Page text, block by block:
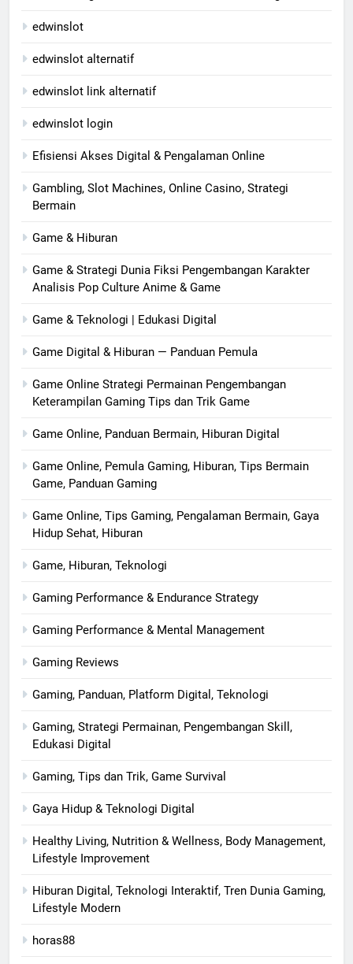
edwinslot
edwinslot alternatif
edwinslot link alternatif
edwinslot login
Efisiensi Akses Digital & Pengalaman Online
Gambling, Slot Machines, Online Casino, Strategi
Bermain
Game & Hiburan
Game & Strategi Dunia Fiksi Pengembangan Karakter
Analisis Pop Culture Anime & Game
Game & Teknologi | Edukasi Digital
Game Digital & Hiburan — Panduan Pemula
Game Online Strategi Permainan Pengembangan
Keterampilan Gaming Tips dan Trik Game
Game Online, Panduan Bermain, Hiburan Digital
Game Online, Pemula Gaming, Hiburan, Tips Bermain
Game, Panduan Gaming
Game Online, Tips Gaming, Pengalaman Bermain, Gaya
Hidup Sehat, Hiburan
Game, Hiburan, Teknologi
Gaming Performance & Endurance Strategy
Gaming Performance & Mental Management
Gaming Reviews
Gaming, Panduan, Platform Digital, Teknologi
Gaming, Strategi Permainan, Pengembangan Skill,
Edukasi Digital
Gaming, Tips dan Trik, Game Survival
Gaya Hidup & Teknologi Digital
Healthy Living, Nutrition & Wellness, Body Management,
Lifestyle Improvement
Hiburan Digital, Teknologi Interaktif, Tren Dunia Gaming,
Lifestyle Modern
horas88